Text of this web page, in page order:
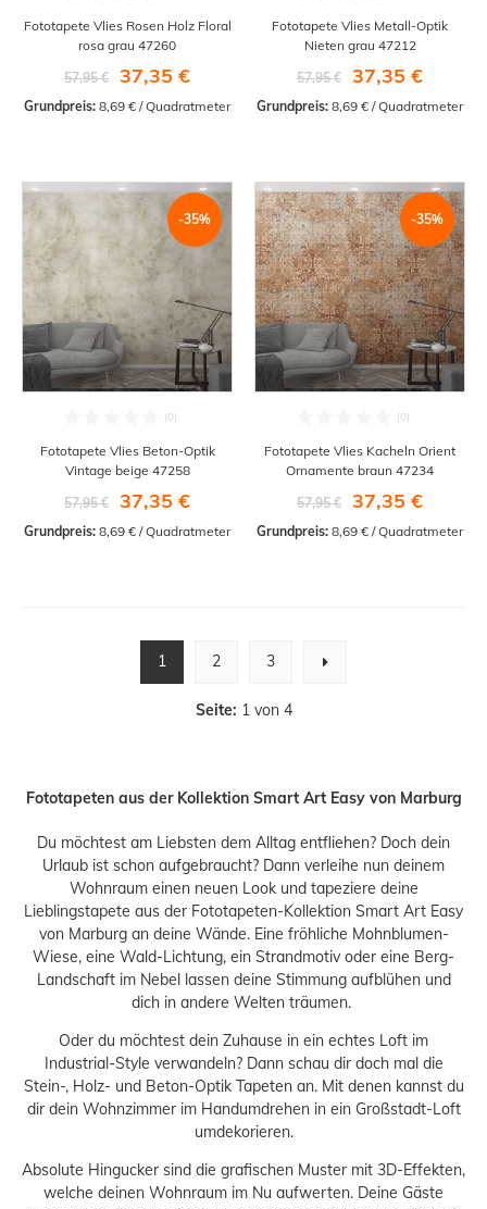
Fototapete Vlies Rosen Holz Floral
rosa grau 47260
57,95 €
37,35 €
Grundpreis: 8,69 € / Quadratmeter
Fototapete Vlies Metall-Optik
Nieten grau 47212
57,95 €
37,35 €
Grundpreis: 8,69 € / Quadratmeter
-35%
Fototapete Vlies Beton-Optik
Vintage beige 47258
57,95 €
37,35 €
Grundpreis: 8,69 € / Quadratmeter
-35%
Fototapete Vlies Kacheln Orient
Ornamente braun 47234
57,95 €
37,35 €
Grundpreis: 8,69 € / Quadratmeter
1 2 3
Seite: 1 von 4
Fototapeten aus der Kollektion Smart Art Easy von Marburg
Du möchtest am Liebsten dem Alltag entfliehen? Doch dein
Urlaub ist schon aufgebraucht? Dann verleihe nun deinem
Wohnraum einen neuen Look und tapeziere deine
Lieblingstapete aus der Fototapeten-Kollektion Smart Art Easy
von Marburg an deine Wände. Eine fröhliche Mohnblumen-
Wiese, eine Wald-Lichtung, ein Strandmotiv oder eine Berg-
Landschaft im Nebel lassen deine Stimmung aufblühen und
dich in andere Welten träumen.
Oder du möchtest dein Zuhause in ein echtes Loft im
Industrial-Style verwandeln? Dann schau dir doch mal die
Stein-, Holz- und Beton-Optik Tapeten an. Mit denen kannst du
dir dein Wohnzimmer im Handumdrehen in ein Großstadt-Loft
umdekorieren.
Absolute Hingucker sind die grafischen Muster mit 3D-Effekten,
welche deinen Wohnraum im Nu aufwerten. Deine Gäste